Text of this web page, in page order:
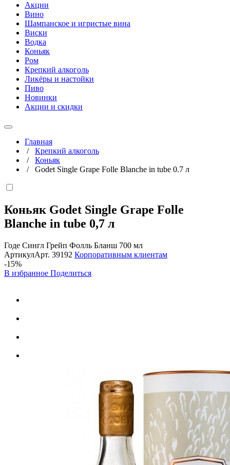
Акции
Вино
Шампанское и игристые вина
Виски
Водка
Коньяк
Ром
Крепкий алкоголь
Ликёры и настойки
Пиво
Новинки
Акции и скидки
Главная
/ Крепкий алкоголь
/ Коньяк
/ Godet Single Grape Folle Blanche in tube 0.7 л
Коньяк Godet Single Grape Folle
Blanche in tube 0,7 л
Годе Сингл Грейп Фолль Бланш 700 мл
АртикулАрт. 39192 Корпоративным клиентам
-15%
В избранное Поделиться